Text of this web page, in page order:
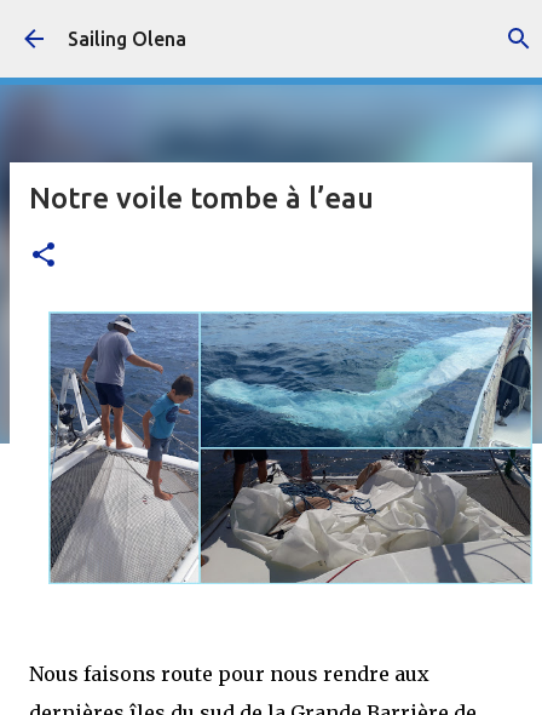
Sailing Olena
Notre voile tombe à l’eau
Nous faisons route pour nous rendre aux